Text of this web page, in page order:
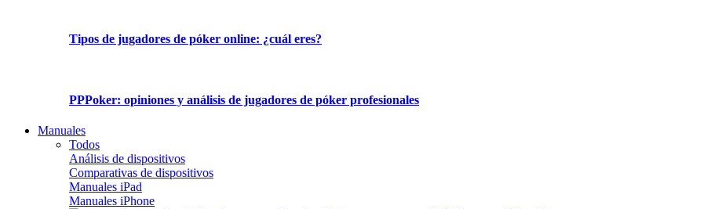
Tipos de jugadores de póker online: ¿cuál eres?
PPPoker: opiniones y análisis de jugadores de póker profesionales
Manuales
Todos
Análisis de dispositivos
Comparativas de dispositivos
Manuales iPad
Manuales iPhone